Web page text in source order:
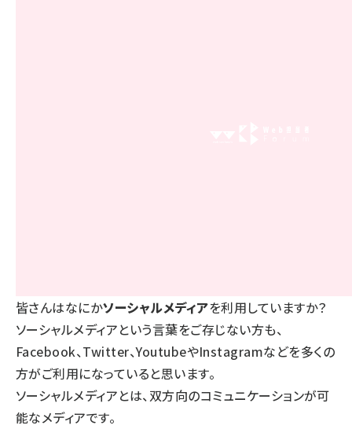
皆さんはなにかソーシャルメディアを利用していますか？
ソーシャルメディアという言葉をご存じない方も、
Facebook、Twitter、YoutubeやInstagramなどを多くの
方がご利用になっていると思います。
ソーシャルメディアとは、双方向のコミュニケーションが可
能なメディアです。